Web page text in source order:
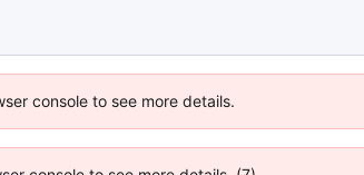
console to see more details.